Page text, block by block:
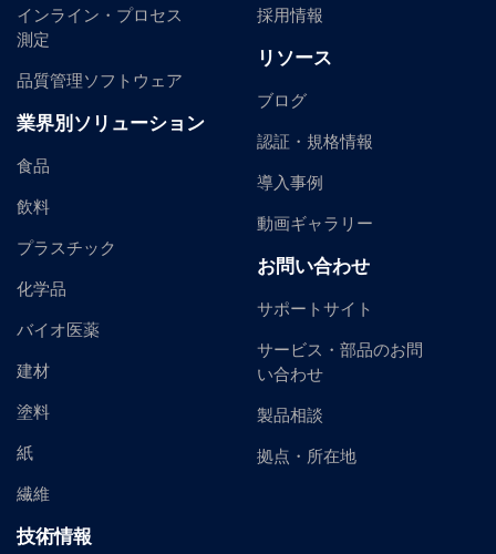
インライン・プロセス
測定
品質管理ソフトウェア
業界別ソリューション
食品
飲料
プラスチック
化学品
バイオ医薬
建材
塗料
紙
繊維
技術情報
採用情報
リソース
ブログ
認証・規格情報
導入事例
動画ギャラリー
お問い合わせ
サポートサイト
サービス・部品のお問
い合わせ
製品相談
拠点・所在地